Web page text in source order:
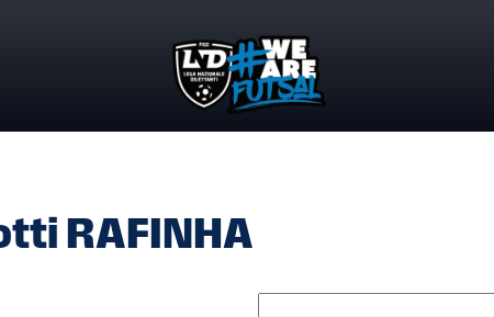
RAFINHA